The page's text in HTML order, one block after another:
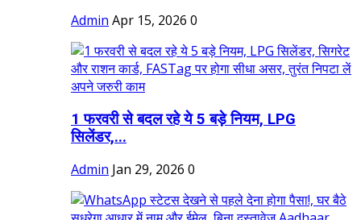
Admin Apr 15, 2026 0
1 फरवरी से बदल रहे ये 5 बड़े नियम, LPG
सिलेंडर,...
Admin Jan 29, 2026 0